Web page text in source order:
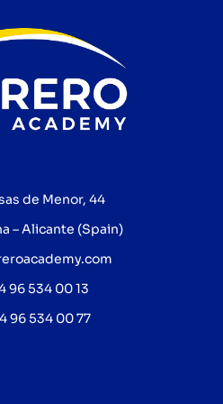
de Menor, 44
– Alicante (Spain)
96 534 00 13
96 534 00 77